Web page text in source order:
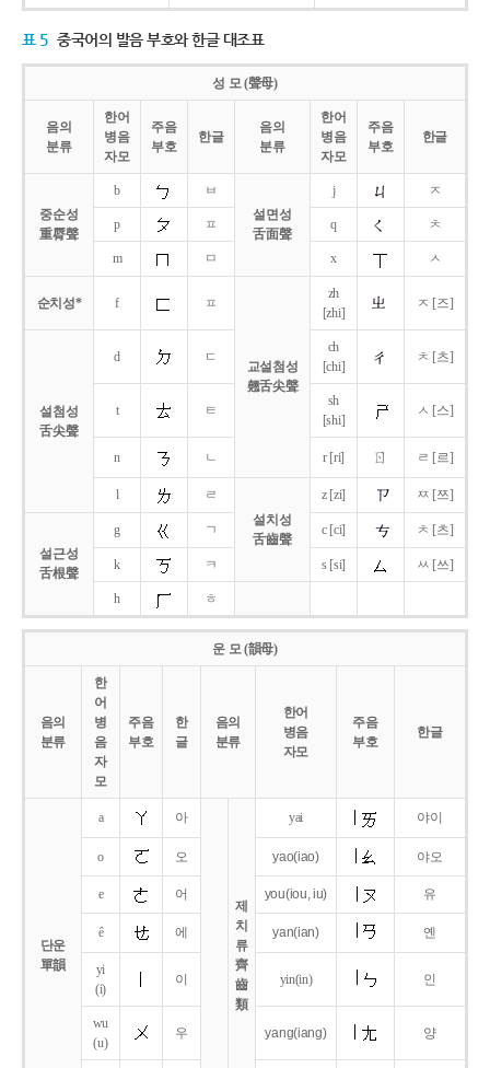
표 5 중국어의 발음 부호와 한글 대조표
성 모 (聲母)
음의
분류
한어
병음
자모
주음
부호
한글
음의
분류
한어
병음
자모
주음
부호
한글
중순성
重脣聲
b
ㅂ
설면성
舌面聲
j ㅈ
p ㅍ q ㅊ
m ㅁ x ㅅ
순치성* f ㅍ
교설첨성
翹舌尖聲
zh
[zhi]
ㅈ [즈]
설첨성
舌尖聲
d ㄷ
ch
[chi]
ㅊ [츠]
t ㅌ
sh
[shi]
ㅅ [스]
n ㄴ r [ri] ㄖ ㄹ [르]
l
ㄹ
설치성
舌齒聲
z [zi] ㅉ [쯔]
설근성
舌根聲
g ㄱ c [ci] ㅊ [츠]
k ㅋ s [si] ㅆ [쓰]
h ㅎ
운 모 (韻母)
음의
분류
한
어
병
음
자
모
주음
부호
한
글
음의
분류
한어
병음
자모
주음
부호
한글
단운
單韻
a 아
제
치
류
齊
齒
類
yai 야이
o 오 yao(iao) 야오
e 어 you(iou,iu) 유
ê 에 yan(ian) 옌
yi
(i)
이 yin(in) 인
wu
(u)
우 yang(iang) 양